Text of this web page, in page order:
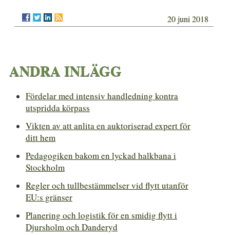
20 juni 2018
ANDRA INLÄGG
Fördelar med intensiv handledning kontra
utspridda körpass
Vikten av att anlita en auktoriserad expert för
ditt hem
Pedagogiken bakom en lyckad halkbana i
Stockholm
Regler och tullbestämmelser vid flytt utanför
EU:s gränser
Planering och logistik för en smidig flytt i
Djursholm och Danderyd